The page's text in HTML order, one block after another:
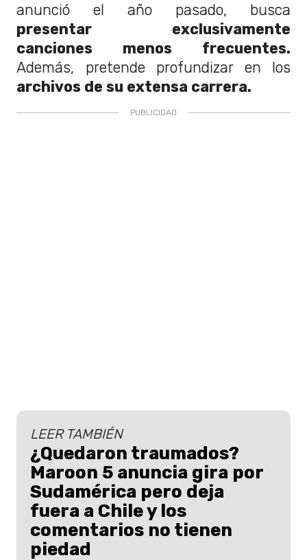
anunció el año pasado, busca
presentar exclusivamente
canciones menos frecuentes.
Además, pretende profundizar en los
archivos de su extensa carrera.
LEER TAMBIÉN
¿Quedaron traumados?
Maroon 5 anuncia gira por
Sudamérica pero deja
fuera a Chile y los
comentarios no tienen
piedad